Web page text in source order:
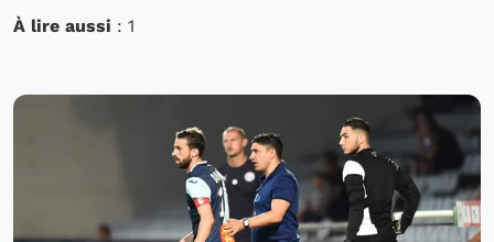
À lire aussi : 1